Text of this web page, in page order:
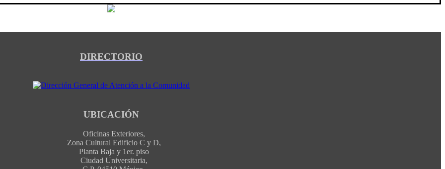
DIRECTORIO
UBICACIÓN
Oficinas Exteriores,
Zona Cultural Edificio C y D,
Planta Baja y 1er. piso
Ciudad Universitaria,